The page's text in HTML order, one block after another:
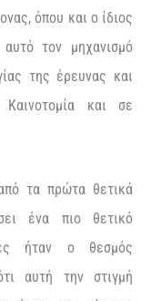
όπου και ο ίδιος
τον μηχανισμό
της έρευνας και
και σε
τα πρώτα θετικά
ένα πιο θετικό
ήταν ο θεσμός
αυτή την στιγμή